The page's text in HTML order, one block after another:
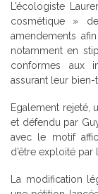
L’écologiste
cosmétique »
amendements
notamment en
conformes aux
assurant leur bien-
Egalement rejeté,
et défendu par
avec le motif
d’être exploité par
La modification